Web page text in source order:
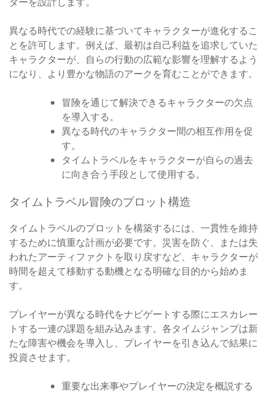
異なる時代での経験に基づいてキャラクターが進化するこ
とを許可します。例えば、最初は自己利益を追求していた
キャラクターが、自らの行動の広範な影響を理解するよう
になり、より豊かな物語のアークを育むことができます。
冒険を通じて解決できるキャラクターの欠点
を導入する。
異なる時代のキャラクター間の相互作用を促
す。
タイムトラベルをキャラクターが自らの過去
に向き合う手段として使用する。
タイムトラベル冒険のプロット構造
タイムトラベルのプロットを構築するには、一貫性を維持
するために慎重な計画が必要です。災害を防ぐ、または失
われたアーティファクトを取り戻すなど、キャラクターが
時間を超えて移動する動機となる明確な目的から始めま
す。
プレイヤーが異なる時代をナビゲートする際にエスカレー
トする一連の課題を組み込みます。各タイムジャンプは新
たな障害や機会を導入し、プレイヤーを引き込んで結果に
投資させます。
重要な出来事やプレイヤーの決定を概説する